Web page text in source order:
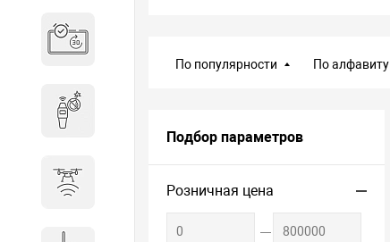
Защита от БПЛА
По популярности По алфавиту
Подбор параметров
Розничная цена